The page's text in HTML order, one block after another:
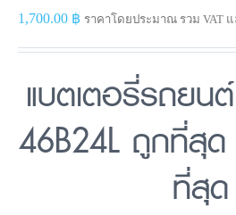
1,700.00 ฿ ราคาโดยประมาณ รวม VAT แ
แบตเตอรี่รถยน
46B24L ถูกที่สุด
ที่สุด